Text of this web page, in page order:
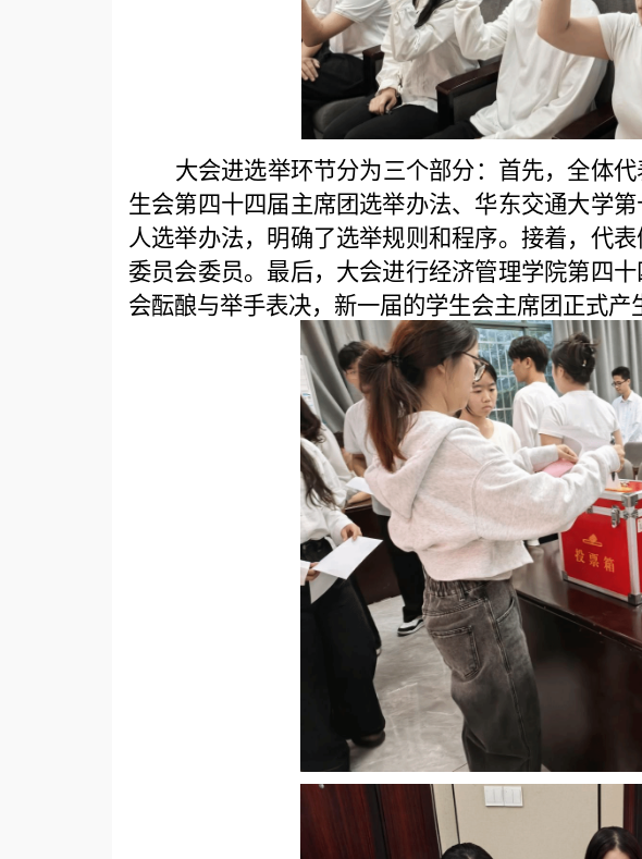
大会进选举环节分为三个部分：首先，全体
生会第四十四届主席团选举办法、华东交通大学
人选举办法，明确了选举规则和程序。接着，代
委员会委员。最后，大会进行经济管理学院第四
会酝酿与举手表决，新一届的学生会主席团正式产